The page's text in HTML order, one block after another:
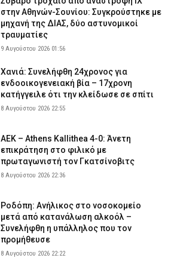
στην Αθηνών-Σουνίου: Συγκρούστηκε με
μηχανή της ΔΙΑΣ, δύο αστυνομικοί
τραυματίες
9 Αυγούστου 2026 01:56
Χανιά: Συνελήφθη 24χρονος για
ενδοοικογενειακή βία – 17χρονη
κατήγγειλε ότι την κλείδωσε σε σπίτι
8 Αυγούστου 2026 22:55
ΑΕΚ – Athens Kallithea 4-0: Άνετη
επικράτηση στο φιλικό με
πρωταγωνιστή τον Γκατσίνοβιτς
8 Αυγούστου 2026 22:36
Ροδόπη: Ανήλικος στο νοσοκομείο
μετά από κατανάλωση αλκοόλ –
Συνελήφθη η υπάλληλος που τον
προμήθευσε
8 Αυγούστου 2026 22:22